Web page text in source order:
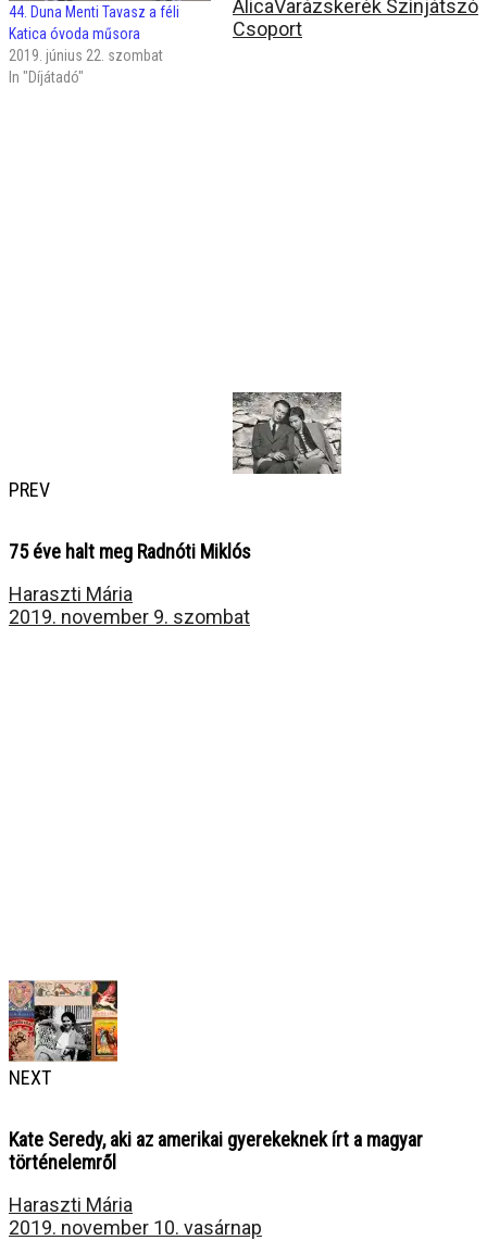
44. Duna Menti Tavasz a féli
Katica óvoda műsora
2019. június 22. szombat
In "Díjátadó"
AlicaVarázskerék Színjátszó
Csoport
PREV
75 éve halt meg Radnóti Miklós
Haraszti Mária
2019. november 9. szombat
NEXT
Kate Seredy, aki az amerikai gyerekeknek írt a magyar
történelemről
Haraszti Mária
2019. november 10. vasárnap